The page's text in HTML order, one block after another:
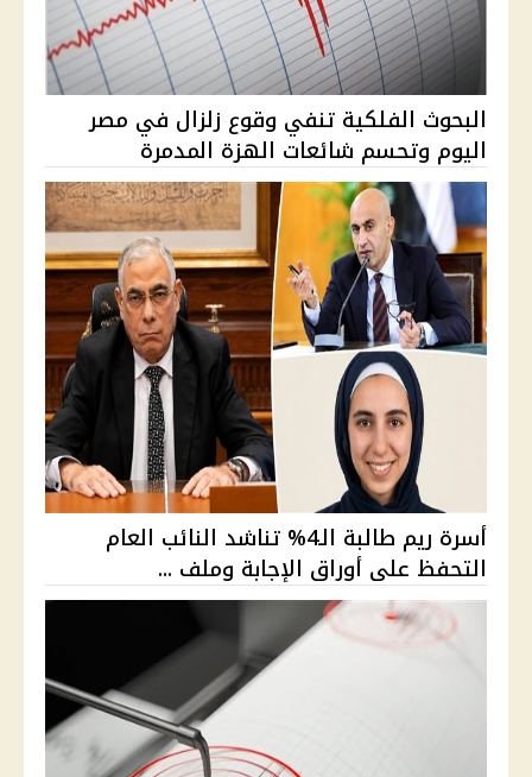
البحوث الفلكية تنفي وقوع زلزال في مصر
اليوم وتحسم شائعات الهزة المدمرة
أسرة ريم طالبة الـ4% تناشد النائب العام
التحفظ على أوراق الإجابة وملف ...